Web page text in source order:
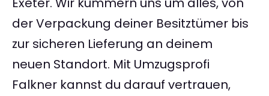
der Verpackung deiner Besitztümer bis
zur sicheren Lieferung an deinem
neuen Standort. Mit Umzugsprofi
Falkner kannst du darauf vertrauen,